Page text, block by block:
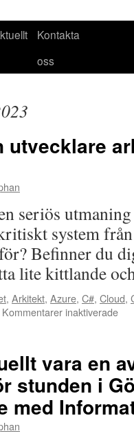
Kontakta
oss
utvecklare
seriös
system
Befinner du
lite kittlande
, Arkitekt, Azure, C#, Cloud,
Kommentarer inaktiveradeför
vara en
stunden i
med